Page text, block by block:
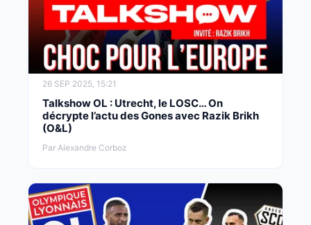
26 SEP 2025, 15:21
Talkshow OL : Utrecht, le LOSC… On
décrypte l’actu des Gones avec Razik Brikh
(O&L)
Par Alexandre Corboz